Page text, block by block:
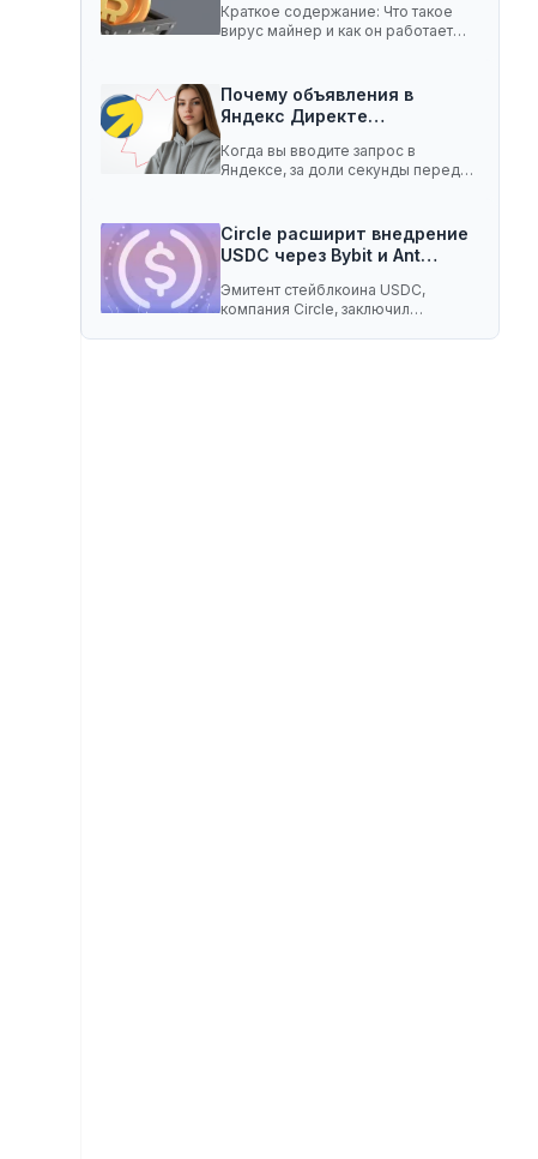
Краткое содержание: Что такое
вирус майнер и как он работает
Почему объявления в
Яндекс Директе
Когда вы вводите запрос в
Яндексе, за доли секунды перед
Circle расширит внедрение
USDC через Bybit и Ant…
Эмитент стейблкоина USDC,
компания Circle, заключил